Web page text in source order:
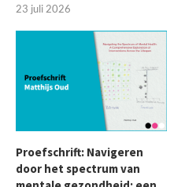
23 juli 2026
Proefschrift: Navigeren
door het spectrum van